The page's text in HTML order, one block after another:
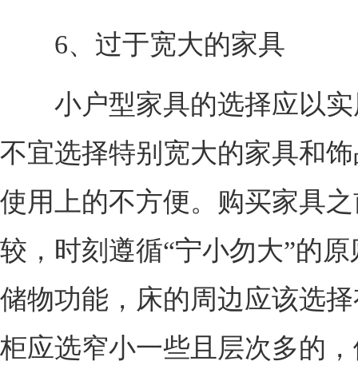
6、过于宽大的家具
小户型家具的选择应以实
不宜选择特别宽大的家具和
使用上的不方便。购买家具
较，时刻遵循“宁小勿大”的
储物功能，床的周边应该选
柜应选窄小一些且层次多的